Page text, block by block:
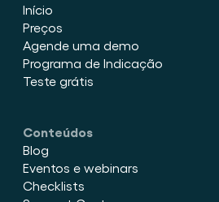
Início
Preços
Agende uma demo
Programa de Indicação
Teste grátis
Conteúdos
Blog
Eventos e webinars
Checklists